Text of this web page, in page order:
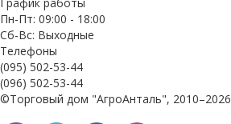
Пн-Пт: 09:00 - 18:00
Сб-Вс: Выходные
Телефоны
(095) 502-53-44
(096) 502-53-44
©Торговый дом "АгроАнталь", 2010–2026